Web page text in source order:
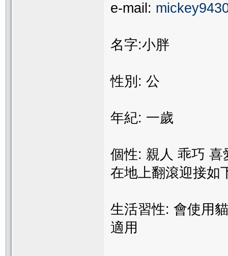
e-mail:
名字:小胖
性別: 公
年紀: 一歲
個性: 親人 乖巧
在地上翻滾迎接如
生活習性: 會使用
適用